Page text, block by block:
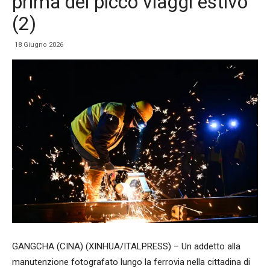
(2)
18 Giugno 2026
GANGCHA (CINA) (XINHUA/ITALPRESS) – Un addetto alla
manutenzione fotografato lungo la ferrovia nella cittadina di